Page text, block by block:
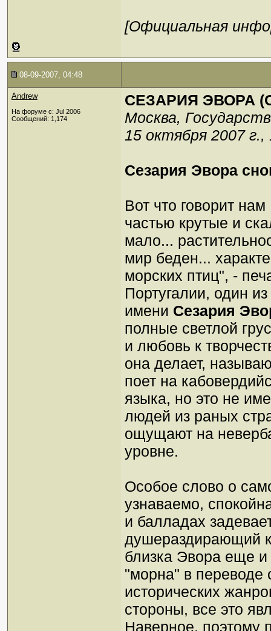
[Официальная
08-09-2007, 04:48
Andrew
На форуме с: Jul 2006
Сообщений: 1,174
СЕЗАРИЯ ЭВОРА
Москва,
15 октября 2007 г.,
Сезария Эвора
Вот что говорит
частью крутые и
мало...
мир беден...
морских птиц", -
Португалии, один
имени Сезария
полные светлой
и любовь к
она делает,
поет на
языка, но это не
людей из раных
ощущают на
уровне.
Особое слово о
узнаваемо,
и балладах
душераздирающий
близка Эвора еще и
"морна" в переводе
исторических
стороны, все это
Наверное, поэтому